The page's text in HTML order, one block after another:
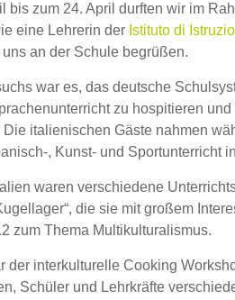
bis zum 24. April durften wir im
eine Lehrerin der Istituto di
an der Schule begrüßen.
war es, das deutsche
zu hospitieren
italienischen Gäste nahmen
, Kunst- und Sportunterricht
waren verschiedene
die sie mit großem
zum Thema Multikulturalismus.
der interkulturelle Cooking
Schüler und Lehrkräfte